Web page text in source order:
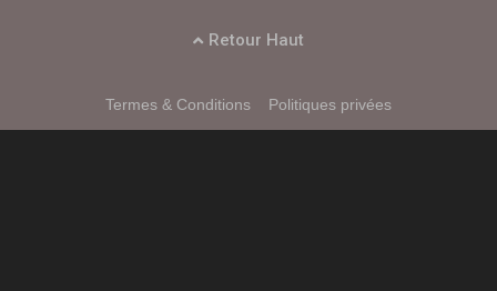
Retour Haut
Termes & Conditions Politiques privées